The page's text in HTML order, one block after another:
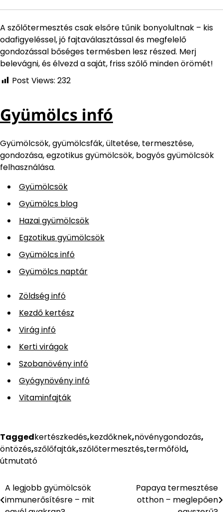
A szőlőtermesztés csak elsőre tűnik bonyolultnak – kis
odafigyeléssel, jó fajtaválasztással és megfelelő
gondozással bőséges termésben lesz részed. Merj
belevágni, és élvezd a saját, friss szőlő minden örömét!
Post Views: 232
Gyümölcs infó
Gyümölcsök, gyümölcsfák, ültetése, termesztése,
gondozása, egzotikus gyümölcsök, bogyós gyümölcsök
felhasználása.
Gyümölcsök
Gyümölcs blog
Hazai gyümölcsök
Egzotikus gyümölcsök
Gyümölcs infó
Gyümölcs naptár
Zöldség infó
Kezdő kertész
Virág infó
Kerti virágok
Szobanövény infó
Gyógynövény infó
Vitaminfajták
Taggedkertészkedés,kezdőknek,növénygondozás,
öntözés,szőlőfajták,szőlőtermesztés,termőföld,
útmutató
Bejegyzés
navigáció
A legjobb gyümölcsök
immunerősítésre – mit
Papaya termesztése
otthon – meglepően